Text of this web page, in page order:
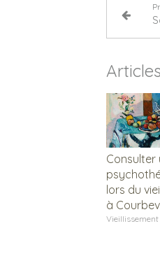
Consulter
lors du
à
Vieillissement